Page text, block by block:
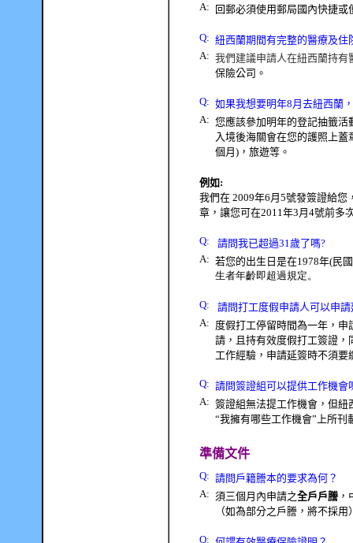
A:
回郵必須使用郵局國內快捷
Q: 紐西蘭期間有完整的醫療及住
A: 我們建議申請人在紐西蘭持
保險公司。
Q: 如果我想要明年8月去紐西蘭
A: 您應該參加明年的登記抽籤
入境後海關會在您的護照上
個月 )，旅遊等。
例如:
我們在2009年6月 5號發簽證給您
章，讓您可在2011年3月 4號前多
Q: 請問我已超過31歲了嗎?
A: 若您的出生日是在1978年(民國
生者年齡即超過規定。
Q:
請問打工度假申請人可以申請
A: 度假打工停留時間為一年，
請，且持有效度假打工簽證
工作經驗，申請延簽時不須要
Q: 請問簽證組可以提供工作機會
A: 簽證組無法提工作機會，但
“我擁有哪些工作機會” 上所
準備文件
Q: 請問戶籍謄本的要求為何？
A: 須三個月內申請之全戶戶謄，
（如為部分之戶謄，將不採用
Q: